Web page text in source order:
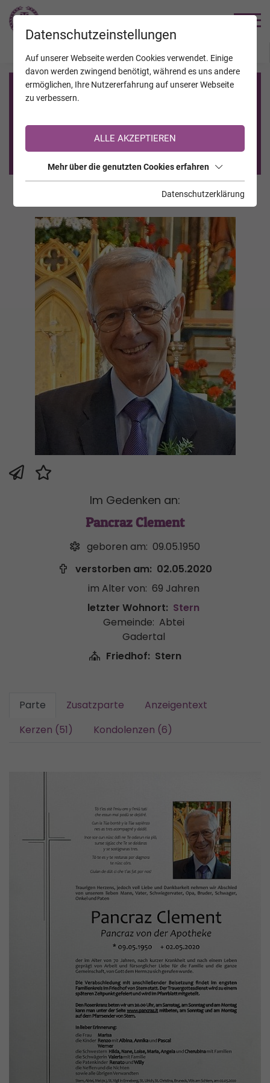
Registrierung auf TrauerHilfe.it
Sie sind noch nicht auf TrauerHilfe.it registriert?
>> zur kostenlosen Registrierung <<
Im Gedenken an:
Pancraz Clement
geboren am: 09.05.1950
verstorben am: 02.05.2020
im Alter von: 69 Jahren
letzter Wohnort: Stern
Gemeinde: Abtei
Gadertal
Friedhof: Stern
Parte Zusatzparte
Anzeigentext
Kerzen (51)
Kondolenzen (6)
Datenschutzeinstellungen
Auf unserer Webseite werden Cookies verwendet. Einige
davon werden zwingend benötigt, während es uns andere
ermöglichen, Ihre Nutzererfahrung auf unserer Webseite
zu verbessern.
ALLE AKZEPTIEREN
Mehr über die genutzten Cookies erfahren
Datenschutzerklärung
JAHRESTAGE KALENDER VERSTORBENE